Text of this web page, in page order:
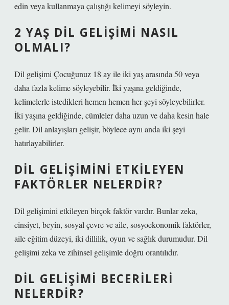
edin veya kullanmaya çalıştığı kelimeyi söyleyin.
2 YAŞ DIL GELIŞIMI NASIL
OLMALI?
Dil gelişimi Çocuğunuz 18 ay ile iki yaş arasında 50 veya
daha fazla kelime söyleyebilir. İki yaşına geldiğinde,
kelimelerle istedikleri hemen hemen her şeyi söyleyebilirler.
İki yaşına geldiğinde, cümleler daha uzun ve daha kesin hale
gelir. Dil anlayışları gelişir, böylece aynı anda iki şeyi
hatırlayabilirler.
DIL GELIŞIMINI ETKILEYEN
FAKTÖRLER NELERDIR?
Dil gelişimini etkileyen birçok faktör vardır. Bunlar zeka,
cinsiyet, beyin, sosyal çevre ve aile, sosyoekonomik faktörler,
aile eğitim düzeyi, iki dillilik, oyun ve sağlık durumudur. Dil
gelişimi zeka ve zihinsel gelişimle doğru orantılıdır.
DIL GELIŞIMI BECERILERI
NELERDIR?